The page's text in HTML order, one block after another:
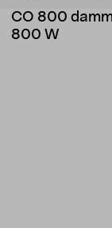
CO 800
800 W